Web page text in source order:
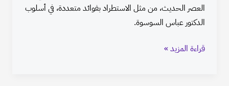
العصر الحديث، من مثل الاستطراد بفوائد متعددة، في أسلوب
الدكتور عباس السوسوة.
قراءة المزيد »